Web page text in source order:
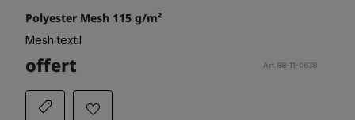
Polyester Mesh 115 g/m²
Mesh textil
offert Art.88-11-0638